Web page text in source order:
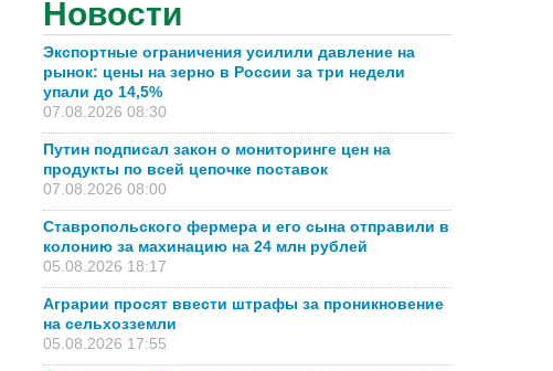
Новости
Экспортные ограничения усилили давление на
рынок: цены на зерно в России за три недели
упали до 14,5%
07.08.2026 08:30
Путин подписал закон о мониторинге цен на
продукты по всей цепочке поставок
07.08.2026 08:00
Ставропольского фермера и его сына отправили в
колонию за махинацию на 24 млн рублей
05.08.2026 18:17
Аграрии просят ввести штрафы за проникновение
на сельхозземли
05.08.2026 17:55